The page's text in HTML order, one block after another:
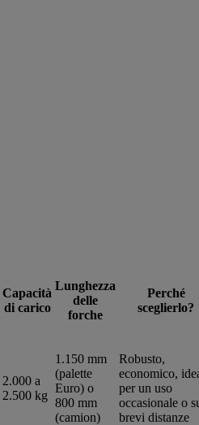
Capacità
di carico
Lunghezza
delle
forche
Perché
sceglierlo?
2.000 a
2.500 kg
1.150 mm
(palette
Euro) o
800 mm
(camion)
Robusto,
economico,
per un uso
occasionale o
brevi distanze